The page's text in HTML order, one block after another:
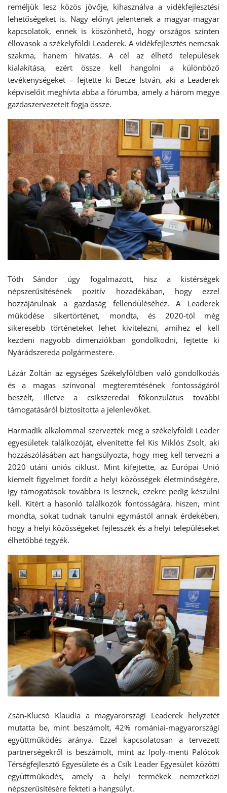
reméljük lesz közös jövője, kihasználva a vidékfejlesztési
lehetőségeket is. Nagy előnyt jelentenek a magyar-magyar
kapcsolatok, ennek is köszönhető, hogy országos szinten
éllovasok a székelyföldi Leaderek. A vidékfejlesztés nemcsak
szakma, hanem hivatás. A cél az élhető települések
kialakítása, ezért össze kell hangolni a különböző
tevékenységeket – fejtette ki Becze István, aki a Leaderek
képviselőit meghívta abba a fórumba, amely a három megye
gazdaszervezeteit fogja össze.
Tóth Sándor úgy fogalmazott, hisz a kistérségek
népszerűsítésének pozitív hozadékában, hogy ezzel
hozzájárulnak a gazdaság fellendüléséhez. A Leaderek
működése sikertörténet, mondta, és 2020-tól még
sikeresebb történeteket lehet kivitelezni, amihez el kell
kezdeni nagyobb dimenziókban gondolkodni, fejtette ki
Nyárádszereda polgármestere.
Lázár Zoltán az egységes Székelyföldben való gondolkodás
és a magas színvonal megteremtésének fontosságáról
beszélt, illetve a csíkszeredai főkonzulátus további
támogatásáról biztosította a jelenlevőket.
Harmadik alkalommal szervezték meg a székelyföldi Leader
egyesületek találkozóját, elvenítette fel Kis Miklós Zsolt, aki
hozzászólásában azt hangsúlyozta, hogy meg kell tervezni a
2020 utáni uniós ciklust. Mint kifejtette, az Európai Unió
kiemelt figyelmet fordít a helyi közösségek életminőségére,
így támogatások továbbra is lesznek, ezekre pedig készülni
kell. Kitért a hasonló találkozók fontosságára, hiszen, mint
mondta, sokat tudnak tanulni egymástól annak érdekében,
hogy a helyi közösségeket fejlesszék és a helyi településeket
élhetőbbé tegyék.
Zsán-Klucsó Klaudia a magyarországi Leaderek helyzetét
mutatta be, mint beszámolt, 42% romániai-magyarországi
együttműködés aránya. Ezzel kapcsolatosan a tervezett
partnerségekről is beszámolt, mint az Ipoly-menti Palócok
Térségfejlesztő Egyesülete és a Csík Leader Egyesület közötti
együttműködés, amely a helyi termékek nemzetközi
népszerűsítésére fekteti a hangsúlyt.